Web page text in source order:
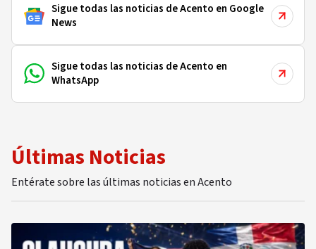
Sigue todas las noticias de Acento en Google
News
Sigue todas las noticias de Acento en
WhatsApp